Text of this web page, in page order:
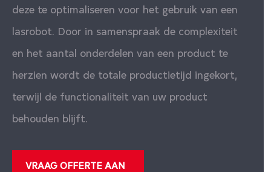
deze te optimaliseren voor het gebruik van een
lasrobot. Door in samenspraak de complexiteit
en het aantal onderdelen van een product te
herzien wordt de totale productietijd ingekort,
terwijl de functionaliteit van uw product
behouden blijft.
VRAAG OFFERTE AAN